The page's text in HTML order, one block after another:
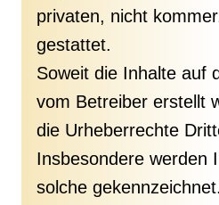
privaten, nicht
gestattet.
Soweit die Inhalte auf
vom Betreiber erstellt
die Urheberrechte
Insbesondere werden
solche